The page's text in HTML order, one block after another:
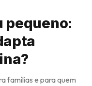
pequeno:
famílias e para quem